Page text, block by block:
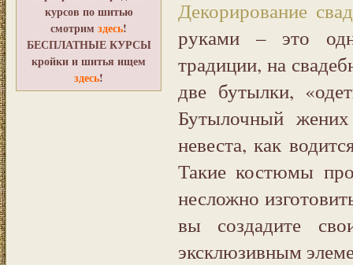
курсов по шитью
смотрим здесь!
БЕСПЛАТНЫЕ КУРСЫ
кройки и шитья ищем
здесь!
Декорирование
руками – это
традиции, на
две бутылки,
Бутылочный
невеста, как
Такие костюмы
несложно
вы создадите
эксклюзивным